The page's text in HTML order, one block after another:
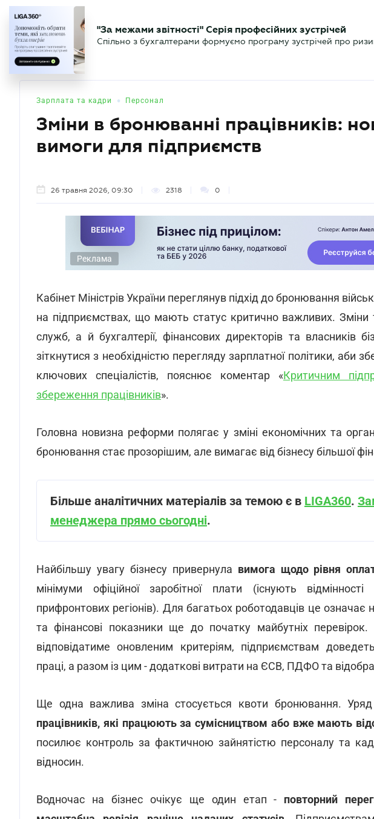
БУХГАЛТЕР Новини Аналітика Календар Актуально
"За межами звітності" Серія професійних зустрічей
Спільно з бухгалтерами формуємо програму зустрічей про
Зарплата та кадри • Персонал
Зміни в бронюванні працівників:
вимоги для підприємств
26 травня 2026, 09:30 2318 0
Реклама
Кабінет Міністрів України переглянув підхід до бронювання
на підприємствах, що мають статус критично важливих.
служб, а й бухгалтерії, фінансових директорів та власників
зіткнутися з необхідністю перегляду зарплатної політики, аби
ключових спеціалістів, пояснює коментар «Критичним
збереження працівників».
Головна новизна реформи полягає у зміні економічних та
бронювання стає прозорішим, але вимагає від бізнесу більшої
Більше аналітичних матеріалів за темою є в LIGA360.
менеджера прямо сьогодні.
Найбільшу увагу бізнесу привернула вимога щодо рівня
мінімуми офіційної заробітної плати (існують
прифронтових регіонів). Для багатьох роботодавців це означає
та фінансові показники ще до початку майбутніх
відповідатиме оновленим критеріям, підприємствам
праці, а разом із цим - додаткові витрати на ЄСВ, ПДФО та
Ще одна важлива зміна стосується квоти бронювання.
працівників, які працюють за сумісництвом або вже мають
посилює контроль за фактичною зайнятістю персоналу та
відносин.
Водночас на бізнес очікує ще один етап - повторний